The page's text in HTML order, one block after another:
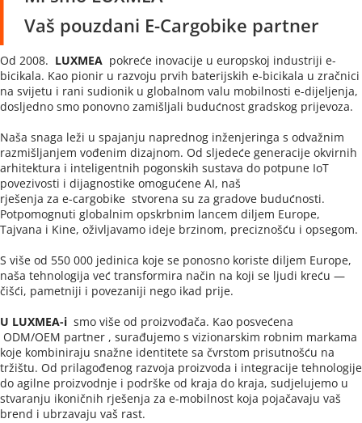
Vaš pouzdani E-Cargobike partner
Od 2008. LUXMEA pokreće inovacije u europskoj industriji e-
bicikala. Kao pionir u razvoju prvih baterijskih e-bicikala u zračnici
na svijetu i rani sudionik u globalnom valu mobilnosti e-dijeljenja,
dosljedno smo ponovno zamišljali budućnost gradskog prijevoza.
Naša snaga leži u spajanju naprednog inženjeringa s odvažnim
razmišljanjem vođenim dizajnom. Od sljedeće generacije okvirnih
arhitektura i inteligentnih pogonskih sustava do potpune IoT
povezivosti i dijagnostike omogućene AI, naš
rješenja za e-cargobike stvorena su za gradove budućnosti.
Potpomognuti globalnim opskrbnim lancem diljem Europe,
Tajvana i Kine, oživljavamo ideje brzinom, preciznošću i opsegom.
S više od 550 000 jedinica koje se ponosno koriste diljem Europe,
naša tehnologija već transformira način na koji se ljudi kreću —
čišći, pametniji i povezaniji nego ikad prije.
U LUXMEA-i smo više od proizvođača. Kao posvećena
ODM/OEM partner , surađujemo s vizionarskim robnim markama
koje kombiniraju snažne identitete sa čvrstom prisutnošću na
tržištu. Od prilagođenog razvoja proizvoda i integracije tehnologije
do agilne proizvodnje i podrške od kraja do kraja, sudjelujemo u
stvaranju ikoničnih rješenja za e-mobilnost koja pojačavaju vaš
brend i ubrzavaju vaš rast.